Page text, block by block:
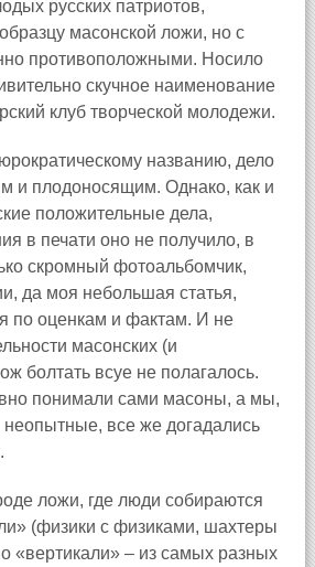
русских патриотов,
масонской ложи, но с
противоположными. Носило
скучное наименование
клуб творческой молодежи.
названию, дело
и плодоносящим. Однако, как и
положительные дела,
в печати оно не получило, в
скромный фотоальбомчик,
да моя небольшая статья,
по оценкам и фактам. И не
масонских (и
болтать всуе не полагалось.
понимали сами масоны, а мы,
все же догадались
ложи, где люди собираются
(физики с физиками, шахтеры
«вертикали» – из самых разных